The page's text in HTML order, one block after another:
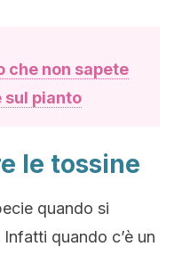
che non sapete
sul pianto
le tossine
quando si
quando c’è un